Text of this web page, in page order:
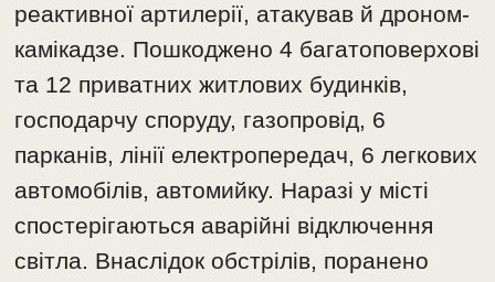
реактивної артилерії, атакував й дроном-
камікадзе. Пошкоджено 4 багатоповерхові
та 12 приватних житлових будинків,
господарчу споруду, газопровід, 6
парканів, лінії електропередач, 6 легкових
автомобілів, автомийку. Наразі у місті
спостерігаються аварійні відключення
світла. Внаслідок обстрілів, поранено